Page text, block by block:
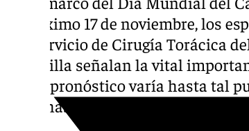
el próximo 17 de noviembre, los
y el Servicio de Cirugía Torácica
de Sevilla señalan la vital
que el pronóstico varía hasta tal
eleva hasta el 90%.